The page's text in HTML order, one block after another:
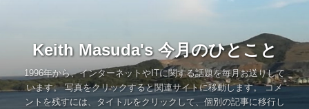
へ
Keith Masuda's 今月のひとこと
1996年から、インターネットやITに関する話題を毎月お送りして
います。 写真をクリックすると関連サイトに移動します。 コメ
ントを残すには、タイトルをクリックして、個別の記事に移行し